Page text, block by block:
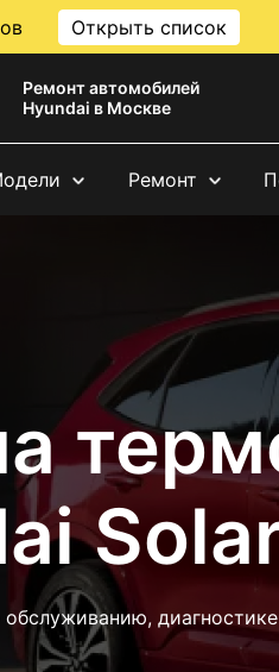
Открыть список
Ремонт автомобилей
Hyundai в Москве
Ремонт